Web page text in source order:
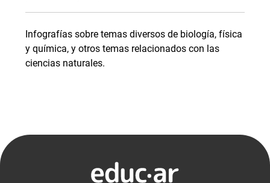
Infografías sobre temas diversos de biología, física
y química, y otros temas relacionados con las
ciencias naturales.